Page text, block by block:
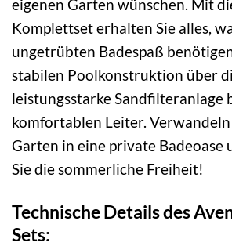
eigenen Garten wünschen. Mit
Komplettset erhalten Sie alles,
ungetrübten Badespaß
stabilen Poolkonstruktion über
leistungsstarke Sandfilteranlage
komfortablen Leiter.
Garten in eine private Badeoase
Sie die sommerliche Freiheit!
Technische Details des
Sets: